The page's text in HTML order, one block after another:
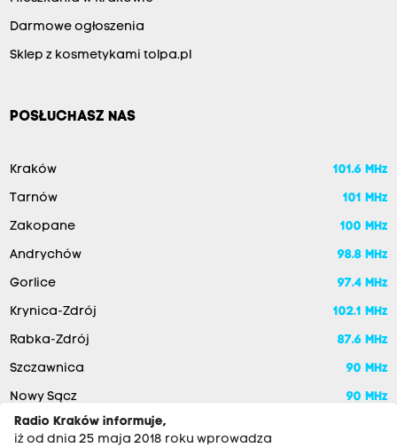
Darmowe ogłoszenia
Sklep z kosmetykami tolpa.pl
POSŁUCHASZ NAS
Kraków 101.6 MHz
Tarnów 101 MHz
Zakopane 100 MHz
Andrychów 98.8 MHz
Gorlice 97.4 MHz
Krynica-Zdrój 102.1 MHz
Rabka-Zdrój 87.6 MHz
Szczawnica 90 MHz
Nowy Sącz
90 MHz
Radio Kraków informuje,
iż od dnia 25 maja 2018 roku wprowadza